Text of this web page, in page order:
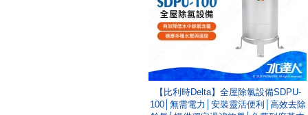
【比利時Delta】全屋除氯設備SDPU-
100│無需電力│安裝靈活便利│高效去除